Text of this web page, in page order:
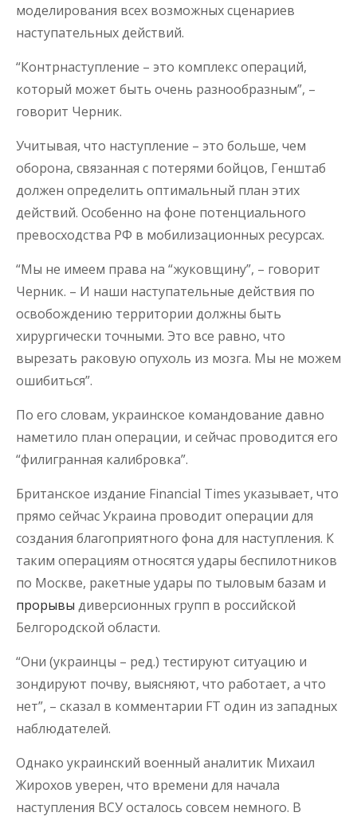
моделирования всех возможных сценариев
наступательных действий.
“Контрнаступление – это комплекс операций,
который может быть очень разнообразным”, –
говорит Черник.
Учитывая, что наступление – это больше, чем
оборона, связанная с потерями бойцов, Генштаб
должен определить оптимальный план этих
действий. Особенно на фоне потенциального
превосходства РФ в мобилизационных ресурсах.
“Мы не имеем права на “жуковщину”, – говорит
Черник. – И наши наступательные действия по
освобождению территории должны быть
хирургически точными. Это все равно, что
вырезать раковую опухоль из мозга. Мы не можем
ошибиться”.
По его словам, украинское командование давно
наметило план операции, и сейчас проводится его
“филигранная калибровка”.
Британское издание Financial Times указывает, что
прямо сейчас Украина проводит операции для
создания благоприятного фона для наступления. К
таким операциям относятся удары беспилотников
по Москве, ракетные удары по тыловым базам и
прорывы диверсионных групп в российской
Белгородской области.
“Они (украинцы – ред.) тестируют ситуацию и
зондируют почву, выясняют, что работает, а что
нет”, – сказал в комментарии FT один из западных
наблюдателей.
Однако украинский военный аналитик Михаил
Жирохов уверен, что времени для начала
наступления ВСУ осталось совсем немного. В